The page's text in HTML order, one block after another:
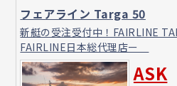
フェアライン Targa 50
新艇の受注受付中！FAIRLINE
FAIRLINE日本総代理店ー
ASK